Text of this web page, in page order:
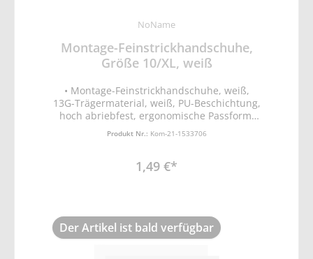
NoName
Montage-Feinstrickhandschuhe,
Größe 10/XL, weiß
• Montage-Feinstrickhandschuhe, weiß,
13G-Trägermaterial, weiß, PU-Beschichtung,
hoch abriebfest, ergonomische Passform,
bedingt rutsch- und schnittfest,
Reiß- und Durchstichfestigkeit)
Produkt Nr.: Kom-21-1533706
1,49 €*
Der Artikel ist bald verfügbar